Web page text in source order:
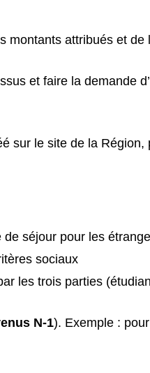
montants attribués et
et faire la demande
sur le site de la
séjour pour les
sociaux
les trois parties
N-1). Exemple :